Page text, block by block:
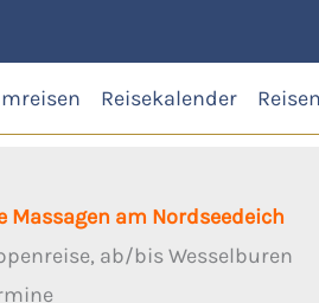
Reisekalender
Massagen am Nordseedeich
ab/bis Wesselburen